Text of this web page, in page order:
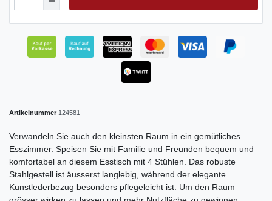
Artikelnummer 124581
Verwandeln Sie auch den kleinsten Raum in ein gemütliches
Esszimmer. Speisen Sie mit Familie und Freunden bequem und
komfortabel an diesem Esstisch mit 4 Stühlen. Das robuste
Stahlgestell ist äusserst langlebig, während der elegante
Kunstlederbezug besonders pflegeleicht ist. Um den Raum